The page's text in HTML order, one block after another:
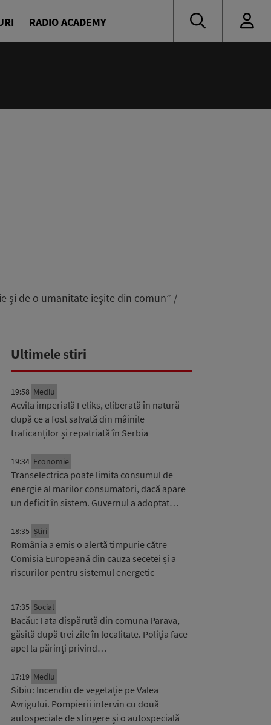
RADIO ACADEMY
și de o umanitate ieșite din comun” /
Ultimele stiri
19:58 Mediu
Acvila imperială Feliks, eliberată în natură
după ce a fost salvată din mâinile
traficanților și repatriată în Serbia
19:34 Economie
Transelectrica poate limita consumul de
energie al marilor consumatori, dacă apare
un deficit în sistem. Guvernul a adoptat…
18:35 Știri
România a emis o alertă timpurie către
Comisia Europeană din cauza secetei și a
riscurilor pentru sistemul energetic
17:35 Social
Bacău: Fata dispărută din comuna Parava,
găsită după trei zile în localitate. Poliția face
apel la părinți privind…
17:19 Mediu
Sibiu: Incendiu de vegetație pe Valea
Avrigului. Pompierii intervin cu două
autospeciale de stingere și o autospecială